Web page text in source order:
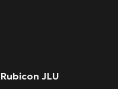
Rubicon JLU